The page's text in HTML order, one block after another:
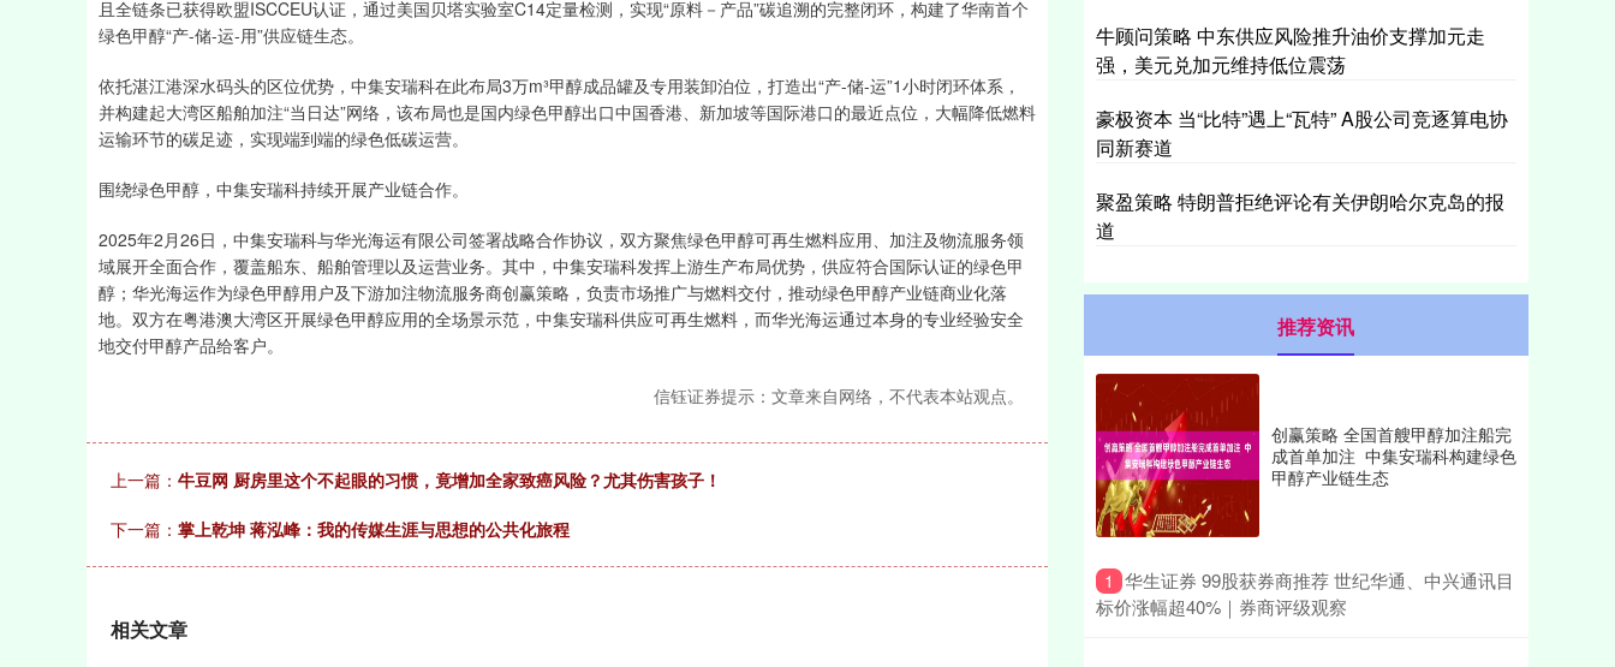
且全链条已获得欧盟ISCCEU认证，通过美国贝塔实验室C14定量检测，实现“原料－产品”碳追溯的完整闭环，构建了华南首个
绿色甲醇“产-储-运-用”供应链生态。
依托湛江港深水码头的区位优势，中集安瑞科在此布局3万m³甲醇成品罐及专用装卸泊位，打造出“产-储-运”1小时闭环体系，
并构建起大湾区船舶加注“当日达”网络，该布局也是国内绿色甲醇出口中国香港、新加坡等国际港口的最近点位，大幅降低燃料
运输环节的碳足迹，实现端到端的绿色低碳运营。
围绕绿色甲醇，中集安瑞科持续开展产业链合作。
2025年2月26日，中集安瑞科与华光海运有限公司签署战略合作协议，双方聚焦绿色甲醇可再生燃料应用、加注及物流服务领
域展开全面合作，覆盖船东、船舶管理以及运营业务。其中，中集安瑞科发挥上游生产布局优势，供应符合国际认证的绿色甲
醇；华光海运作为绿色甲醇用户及下游加注物流服务商创赢策略，负责市场推广与燃料交付，推动绿色甲醇产业链商业化落
地。双方在粤港澳大湾区开展绿色甲醇应用的全场景示范，中集安瑞科供应可再生燃料，而华光海运通过本身的专业经验安全
地交付甲醇产品给客户。
信钰证券提示：文章来自网络，不代表本站观点。
上一篇： 牛豆网 厨房里这个不起眼的习惯，竟增加全家致癌风险？尤其伤害孩子！
下一篇： 掌上乾坤 蒋泓峰：我的传媒生涯与思想的公共化旅程
相关文章
牛顾问策略 中东供应风险推升油价支撑加元走
强，美元兑加元维持低位震荡
豪极资本 当“比特”遇上“瓦特” A股公司竞逐算电协
同新赛道
聚盈策略 特朗普拒绝评论有关伊朗哈尔克岛的报
道
推荐资讯
创赢策略 全国首艘甲醇加注船完
成首单加注 中集安瑞科构建绿色
甲醇产业链生态
1 ​华生证券 99股获券商推荐 世纪华通、中兴通讯目
标价涨幅超40%｜券商评级观察